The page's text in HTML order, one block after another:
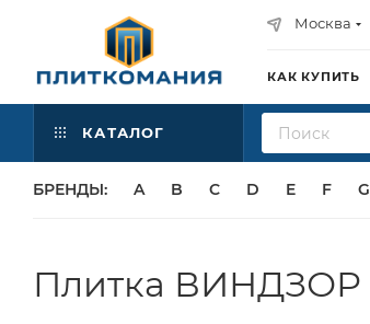
Москва
КАК КУПИТЬ
КАТАЛОГ
БРЕНДЫ: A B C D E F G
Плитка ВИНДЗОР